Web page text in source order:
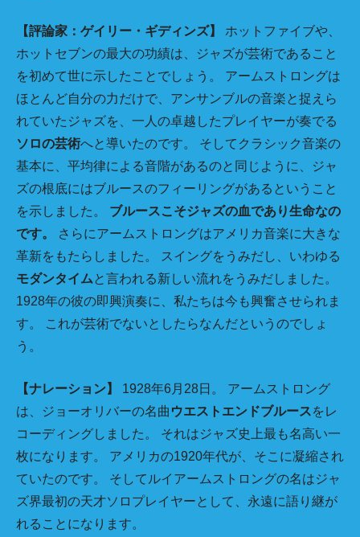
【評論家：ゲイリー・ギディンズ】
ホットファイブや、
ホットセブンの最大の功績は、ジャズが芸術であること
を初めて世に示したことでしょう。 アームストロングは
ほとんど自分の力だけで、アンサンブルの音楽と捉えら
れていたジャズを、一人の卓越したプレイヤーが奏でる
ソロの芸術へと導いたのです。 そしてクラシック音楽の
基本に、平均律による音階があるのと同じように、ジャ
ズの根底にはブルースのフィーリングがあるということ
を示しました。 ブルースこそジャズの血であり生命なの
です。
さらにアームストロングはアメリカ音楽に大きな
革新をもたらしました。 スイングをうみだし、いわゆる
モダンタイムと言われる新しい流れをうみだしました。
1928年の彼の即興演奏に、私たちは今も興奮させられま
す。 これが芸術でないとしたらなんだというのでしょ
う。
【ナレーション】
1928年6月28日。 アームストロング
は、ジョーオリバーの名曲 ウエストエンドブルースをレ
コーディングしました。 それはジャズ史上最も名高い一
枚になります。 アメリカの1920年代が、そこに凝縮され
ていたのです。 そしてルイアームストロングの名はジャ
ズ界最初の天才ソロプレイヤーとして、永遠に語り継が
れることになります。